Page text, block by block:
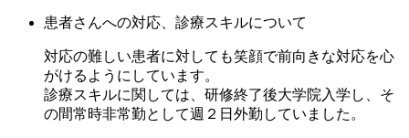
患者さんへの対応、診療スキルについて
対応の難しい患者に対しても笑顔で前向きな対応を心
がけるようにしています。
診療スキルに関しては、研修終了後大学院入学し、そ
の間常時非常勤として週２日外勤していました。